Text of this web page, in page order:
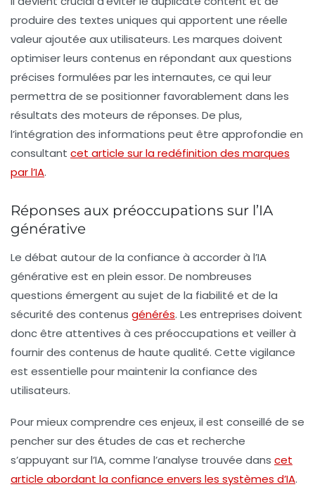
produire des textes uniques qui apportent une réelle
valeur ajoutée aux utilisateurs. Les marques doivent
optimiser leurs contenus en répondant aux questions
précises formulées par les internautes, ce qui leur
permettra de se positionner favorablement dans les
résultats des moteurs de réponses. De plus,
l’intégration des informations peut être approfondie en
consultant cet article sur la redéfinition des marques
par l’IA.
Réponses aux préoccupations sur l’IA
générative
Le débat autour de la confiance à accorder à l’IA
générative est en plein essor. De nombreuses
questions émergent au sujet de la fiabilité et de la
sécurité des contenus générés. Les entreprises doivent
donc être attentives à ces préoccupations et veiller à
fournir des contenus de haute qualité. Cette vigilance
est essentielle pour maintenir la confiance des
utilisateurs.
Pour mieux comprendre ces enjeux, il est conseillé de se
pencher sur des études de cas et recherche
s’appuyant sur l’IA, comme l’analyse trouvée dans cet
article abordant la confiance envers les systèmes d’IA.